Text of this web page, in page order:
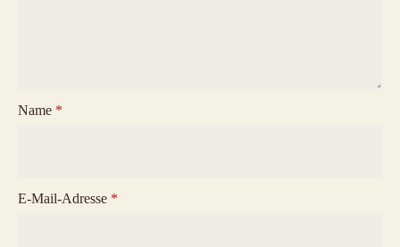
Name *
E-Mail-Adresse *